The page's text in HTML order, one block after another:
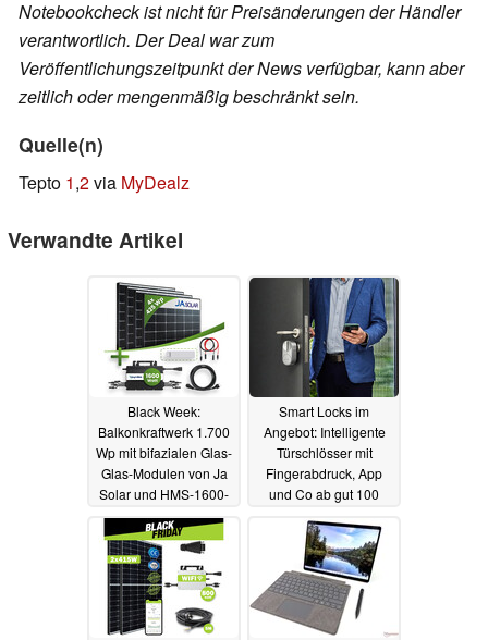
Notebookcheck ist nicht für Preisänderungen der Händler
verantwortlich. Der Deal war zum
Veröffentlichungszeitpunkt der News verfügbar, kann aber
zeitlich oder mengenmäßig beschränkt sein.
Quelle(n)
Tepto 1,2via MyDealz
Verwandte Artikel
Black Week:
Balkonkraftwerk 1.700
Wp mit bifazialen Glas-
Glas-Modulen von Ja
Solar und HMS-1600-
4T ab 489 Euro
20.11.2023
Smart Locks im
Angebot: Intelligente
Türschlösser mit
Fingerabdruck, App
und Co ab gut 100